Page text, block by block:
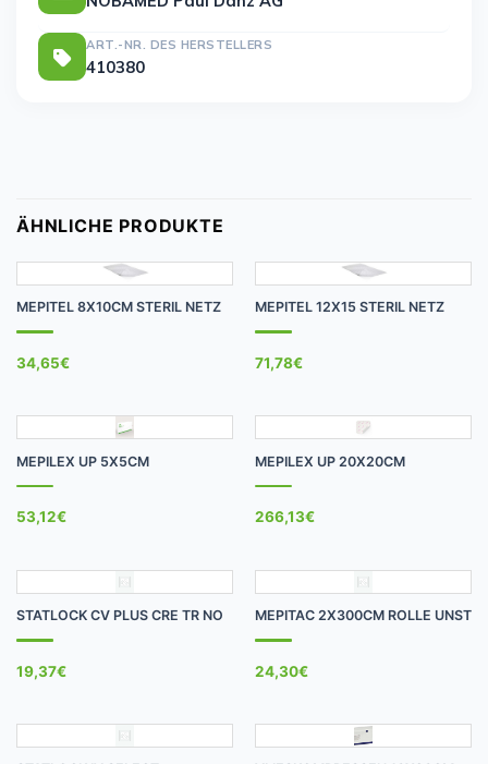
ART.-NR. DES HERSTELLERS
410380
ÄHNLICHE PRODUKTE
MEPITEL 8X10CM STERIL NETZ
34,65€
MEPITEL 12X15 STERIL NETZ
71,78€
MEPILEX UP 5X5CM
53,12€
MEPILEX UP 20X20CM
266,13€
STATLOCK CV PLUS CRE TR NO
19,37€
MEPITAC 2X300CM ROLLE UNST
24,30€